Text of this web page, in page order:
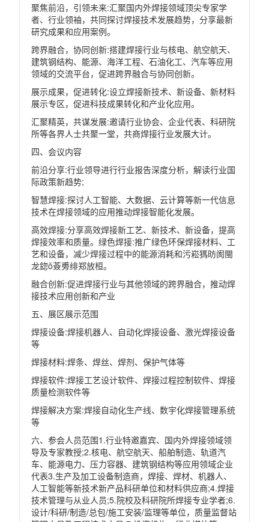
聚焦前沿，引领未来:汇聚国内外焊接领域顶尖专家学
者、行业领袖，共同探讨焊接技术发展趋势，分享最新
研究成果和应用案例。
跨界融合，协同创新:搭建焊接行业与核电、航空航天、
建筑钢结构、能源、海洋工程、石油化工、汽车等应用
领域的交流平台，促进跨界融合与协同创新。
展示成果，促进转化:设立焊接新技术、新设备、新材料
展示专区，促进科技成果转化和产业化应用。
汇聚精英，共谋发展:邀请行业协会、企业代表、科研院
所等各界人士共聚一堂，共商焊接行业发展大计。
四、会议内容
前沿分享:行业领导进行行业报告深度分析，解读行业国
际政策新趋势;
智慧焊接:探讨人工智能、大数据、云计算等新一代信息
技术在焊接领域的应用推动焊接智能化发展。
高效焊接:分享高效焊接新工艺、新技术、新设备，提高
焊接效率和质量。绿色焊接:推广绿色环保焊接材料、工
艺和设备，减少焊接过程中的能源消耗和污崧獁昉阂閩
龙鍃ǒ薟旉绯郑放桓。
融合创新:促进焊接行业与其他领域的跨界融合，推动焊
接技术应用创新和产业
五、展区展示范围
焊接设备:焊接机器人、自动化焊接设备、激光焊接设备
等
焊接材料:焊条、焊丝、焊剂、保护气体等
焊接软件:焊接工艺设计软件、焊接过程控制软件、焊接
质量检测软件等
焊接解决方案:焊接自动化生产线、数宇化焊接管理系统
等
六、参会人员范围1.行业特邀嘉宾、国内外焊接领域领
导及专家教授;2.核电、航空航天、船舶制造、轨道汽
车、能源电力、压力容器、建筑钢结构等应用领域企业
代表3.生产及加工设备制造商，焊接、焊材、机器人、
人工智能等新技术新产品科研单位和材料供应商;4.焊接
技术管理与从业人员;5.院校及科研院所焊接专业学者;6.
设计/科研/制造/总包/施工安装/监理等单位，质量监督站